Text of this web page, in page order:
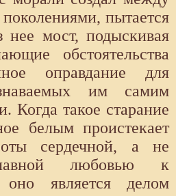
пытается
нее мост, подыскивая
обстоятельства
оправдание для
им самим
Когда такое старание
белым проистекает
сердечной, а не
любовью к
является делом